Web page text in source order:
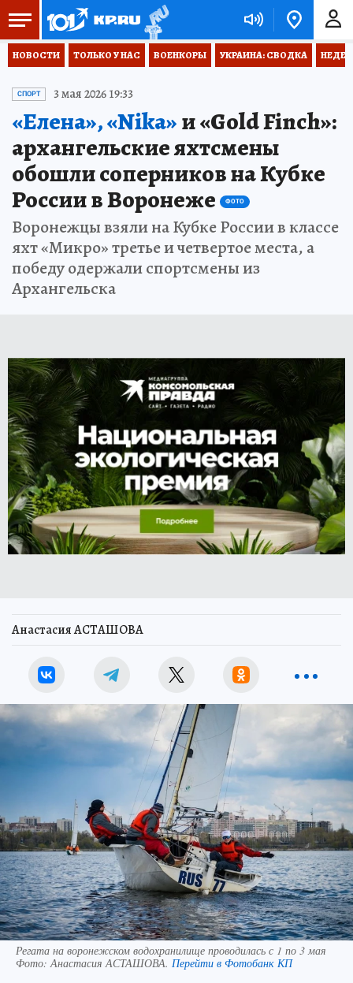
НОВОСТИ ТОЛЬКО У НАС ВОЕНКОРЫ УКРАИНА: СВОДКА
СПОРТ 3 мая 2026 19:33
«Елена», «Nika»и «Gold Finch»:
архангельские яхтсмены
обошли соперников на Кубке
России в Воронеже
ФОТО
Воронежцы взяли на Кубке России в классе
яхт «Микро» третье и четвертое места, а
победу одержали спортсмены из
Архангельска
Анастасия АСТАШОВА
Регата на воронежском водохранилище проводилась с 1 по 3 мая
Фото:Анастасия АСТАШОВА. Перейти в Фотобанк КП